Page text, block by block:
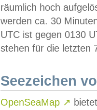
räumlich hoch
werden ca. 30
UTC ist gegen 0130
stehen für die letzten
Seezeichen
OpenSeaMap ↗